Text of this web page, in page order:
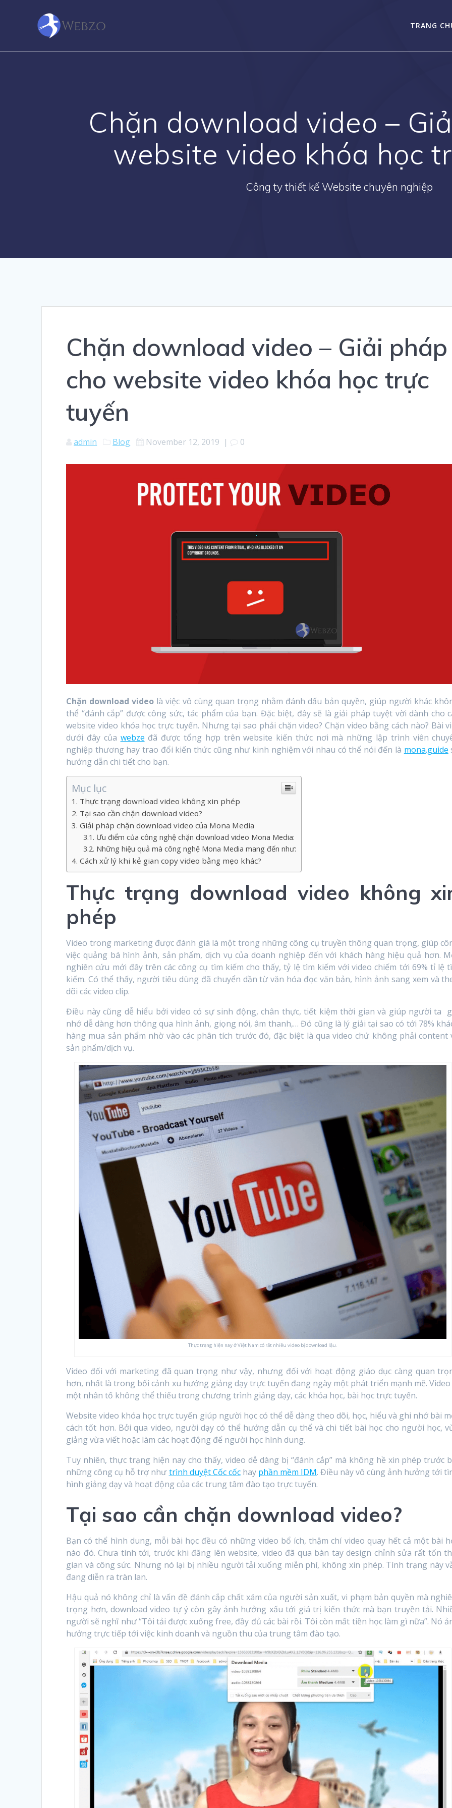
TRANG
Chặn download video –
website video khóa học
Công ty thiết kế Website chuyên nghiệp
Chặn download video – Giải pháp
cho website video khóa học trực
tuyến
admin Blog November 12, 2019 | 0
Chặn download video là việc vô cùng quan trọng nhằm đánh dấu bản quyền, giúp người khác
thể “đánh cắp” được công sức, tác phẩm của bạn. Đặc biệt, đây sẽ là giải pháp tuyệt vời dành cho
website video khóa học trực tuyến. Nhưng tại sao phải chặn video? Chặn video bằng cách nào? Bài
dưới đây của webze đã được tổng hợp trên website kiến thức nơi mà những lập trình viên
nghiệp thương hay trao đổi kiến thức cũng như kinh nghiệm với nhau có thể nói đến là mona.guide
hướng dẫn chi tiết cho bạn.
Mục lục
Thực trạng download video không xin phép
Tại sao cần chặn download video?
Giải pháp chặn download video của Mona Media
Ưu điểm của công nghệ chặn download video Mona Media:
Những hiệu quả mà công nghệ Mona Media mang đến như:
Cách xử lý khi kẻ gian copy video bằng mẹo khác?
Thực trạng download video không
phép
Video trong marketing được đánh giá là một trong những công cụ truyền thông quan trọng, giúp
việc quảng bá hình ảnh, sản phẩm, dịch vụ của doanh nghiệp đến với khách hàng hiệu quả hơn.
nghiên cứu mới đây trên các công cụ tìm kiếm cho thấy, tỷ lệ tìm kiếm với video chiếm tới 69% tỉ lệ
kiếm. Có thể thấy, người tiêu dùng đã chuyển dần từ văn hóa đọc văn bản, hình ảnh sang xem và
dõi các video clip.
Điều này cũng dễ hiểu bởi video có sự sinh động, chân thực, tiết kiệm thời gian và giúp người ta
nhớ dễ dàng hơn thông qua hình ảnh, giọng nói, âm thanh,… Đó cũng là lý giải tại sao có tới 78%
hàng mua sản phẩm nhờ vào các phân tích trước đó, đặc biệt là qua video chứ không phải content
sản phẩm/dịch vụ.
Thực trạng hiện nay ở Việt Nam có rất nhiều video bị download lậu.
Video đối với marketing đã quan trọng như vậy, nhưng đối với hoạt động giáo dục càng quan
hơn, nhất là trong bối cảnh xu hướng giảng dạy trực tuyến đang ngày một phát triển mạnh mẽ. Video
một nhân tố không thể thiếu trong chương trình giảng dạy, các khóa học, bài học trực tuyến.
Website video khóa học trực tuyến giúp người học có thể dễ dàng theo dõi, học, hiểu và ghi nhớ bài
cách tốt hơn. Bởi qua video, người dạy có thể hướng dẫn cụ thể và chi tiết bài học cho người học,
giảng vừa viết hoặc làm các hoạt động để người học hình dung.
Tuy nhiên, thực trạng hiện nay cho thấy, video dễ dàng bị “đánh cắp” mà không hề xin phép trước
những công cụ hỗ trợ như trình duyệt Cốc cốchay phần mềm IDM. Điều này vô cùng ảnh hưởng tới
hình giảng dạy và hoạt động của các trung tâm đào tạo trực tuyến.
Tại sao cần chặn download video?
Bạn có thể hình dung, mỗi bài học đều có những video bổ ích, thậm chí video quay hết cả một bài
nào đó. Chưa tính tới, trước khi đăng lên website, video đã qua bàn tay design chỉnh sửa rất tốn
gian và công sức. Nhưng nó lại bị nhiều người tải xuống miễn phí, không xin phép. Tình trạng này
đang diễn ra tràn lan.
Hậu quả nó không chỉ là vấn đề đánh cắp chất xám của người sản xuất, vi phạm bản quyền mà
trọng hơn, download video tự ý còn gây ảnh hưởng xấu tới giá trị kiến thức mà bạn truyền tải.
người sẽ nghĩ như “Tôi tải được xuống free, đầy đủ các bài rồi. Tôi còn mất tiền học làm gì nữa”. Nó
hưởng trực tiếp tới việc kinh doanh và nguồn thu của trung tâm đào tạo.